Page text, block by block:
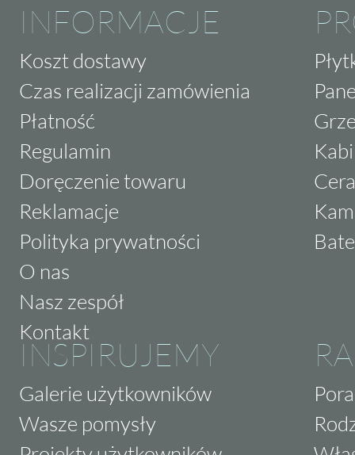
INFORMACJE
Koszt dostawy
Czas realizacji zamówienia
Płatność
Regulamin
Doręczenie towaru
Reklamacje
Polityka prywatności
O nas
Nasz zespół
Kontakt
INSPIRUJEMY
Galerie użytkowników
Wasze pomysły